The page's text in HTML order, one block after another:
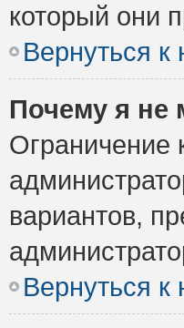
который они
Вернуться к
Почему я не
Ограничение
вариантов,
Вернуться к